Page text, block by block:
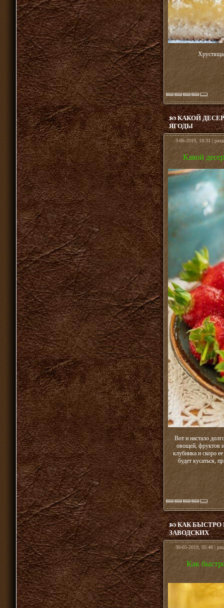
КАКОЙ
ЯГОДЫ
3-06-2019, 18:31 |
Какой
Вот и настало
овощей, фруктов
клубника и скоро
будет кусаться,
КАК
ЗАВОДСКИХ
30-05-2019, 05:46 |
Как